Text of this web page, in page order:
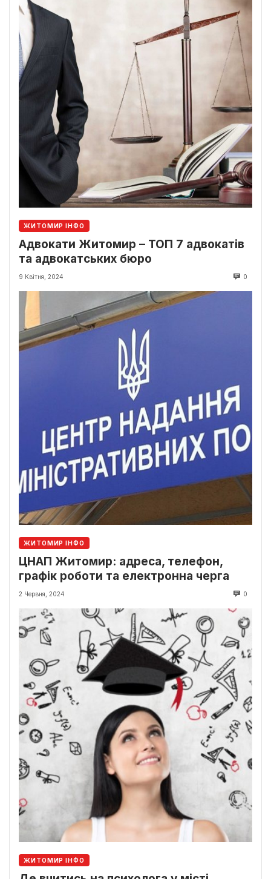
ЖИТОМИР ІНФО
Адвокати Житомир – ТОП 7 адвокатів
та адвокатських бюро
9 Квітня, 2024 0
ЖИТОМИР ІНФО
ЦНАП Житомир: адреса, телефон,
графік роботи та електронна черга
2 Червня, 2024 0
ЖИТОМИР ІНФО